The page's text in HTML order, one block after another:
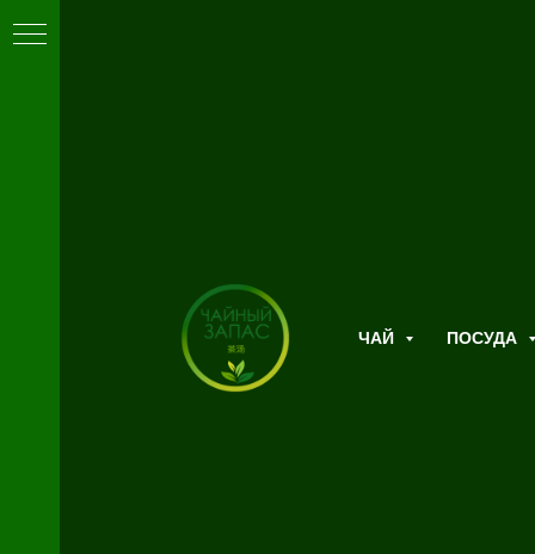
ЧАЙ ПОСУДА